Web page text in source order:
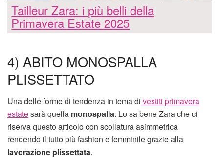
Tailleur Zara: i più belli della
Primavera Estate 2025
4) ABITO MONOSPALLA
PLISSETTATO
Una delle forme di tendenza in tema di vestiti primavera
estatesarà quella monospalla. Lo sa bene Zara che ci
riserva questo articolo con scollatura asimmetrica
rendendo il tutto più fashion e femminile grazie alla
lavorazione plissettata.